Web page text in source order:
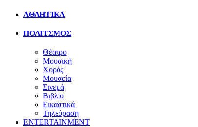
ΑΘΛΗΤΙΚΑ
ΠΟΛΙΤΣΜΟΣ
Θέατρο
Μουσική
Χορός
Μουσεία
Σινεμά
Βιβλίο
Εικαστικά
Τηλεόραση
ENTERTAINMENT